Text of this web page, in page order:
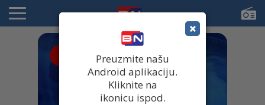
×
Preuzmite našu
Android aplikaciju.
Kliknite na
ikonicu ispod.